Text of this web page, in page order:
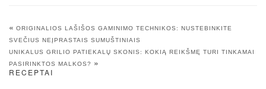
« ORIGINALIOS LAŠIŠOS GAMINIMO TECHNIKOS: NUSTEBINKITE
SVEČIUS NEĮPRASTAIS SUMUŠTINIAIS
UNIKALUS GRILIO PATIEKALŲ SKONIS: KOKIĄ REIKŠMĘ TURI TINKAMAI
PASIRINKTOS MALKOS?
»
RECEPTAI